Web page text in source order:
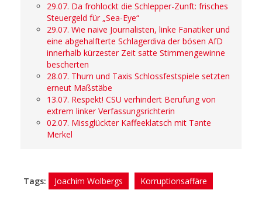
29.07. Da frohlockt die Schlepper-Zunft: frisches
Steuergeld für „Sea-Eye“
29.07. Wie naive Journalisten, linke Fanatiker und
eine abgehalfterte Schlagerdiva der bösen AfD
innerhalb kürzester Zeit satte Stimmengewinne
bescherten
28.07. Thurn und Taxis Schlossfestspiele setzten
erneut Maßstäbe
13.07. Respekt! CSU verhindert Berufung von
extrem linker Verfassungsrichterin
02.07. Missglückter Kaffeeklatsch mit Tante
Merkel
Tags: Joachim Wolbergs Korruptionsaffäre